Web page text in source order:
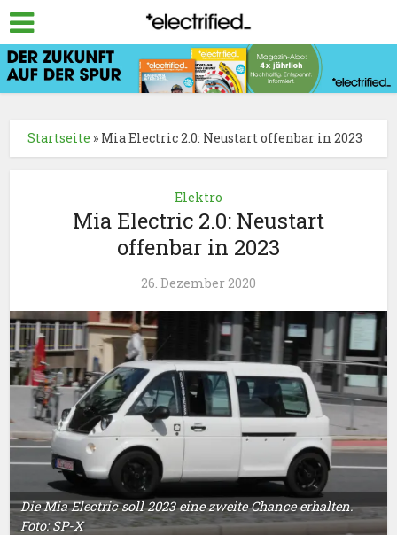
Startseite » Mia Electric 2.0: Neustart offenbar in 2023
Elektro
Mia Electric 2.0: Neustart
offenbar in 2023
26. Dezember 2020
Die Mia Electric soll 2023 eine zweite Chance erhalten.
Foto: SP-X